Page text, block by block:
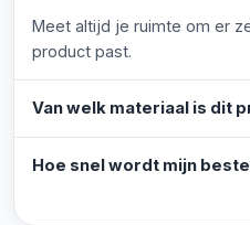
Meet altijd je ruimte om er
product past.
Van welk materiaal is dit
Hoe snel wordt mijn